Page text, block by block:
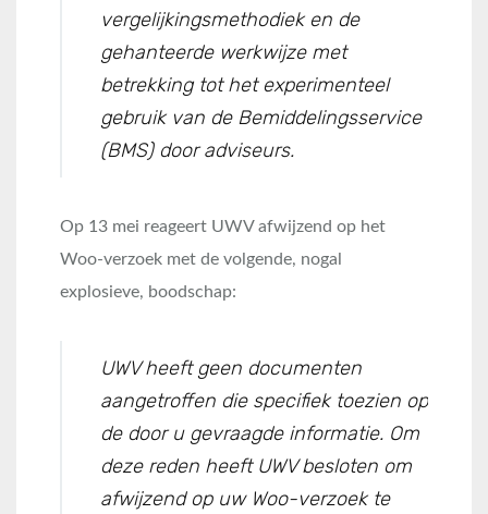
vergelijkingsmethodiek en de
gehanteerde werkwijze met
betrekking tot het experimenteel
gebruik van de Bemiddelingsservice
(BMS) door adviseurs.
Op 13 mei reageert UWV afwijzend op het
Woo-verzoek met de volgende, nogal
explosieve, boodschap:
UWV heeft geen documenten
aangetroffen die specifiek toezien op
de door u gevraagde informatie. Om
deze reden heeft UWV besloten om
afwijzend op uw Woo-verzoek te